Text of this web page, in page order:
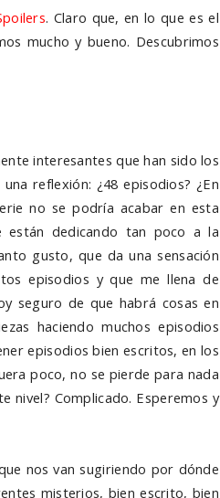
. Claro que, en lo que es el
mucho y bueno. Descubrimos
interesantes que han sido los
reflexión: ¿48 episodios? ¿En
no se podría acabar en esta
están dedicando tan poco a la
gusto, que da una sensación
episodios y que me llena de
seguro de que habrá cosas en
haciendo muchos episodios
episodios bien escritos, en los
poco, no se pierde para nada
nivel? Complicado. Esperemos y
nos van sugiriendo por dónde
misterios, bien escrito, bien